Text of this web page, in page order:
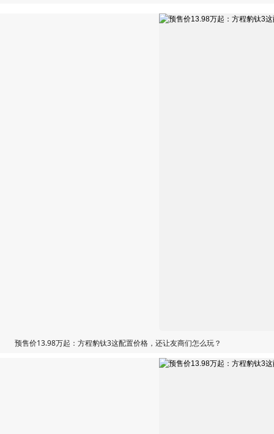
预售价13.98万起：方程豹钛3这配置价格，还让友商们怎么玩？